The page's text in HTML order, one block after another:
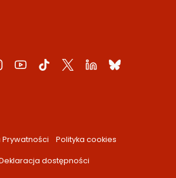
Prywatności Polityka cookies
dostępności